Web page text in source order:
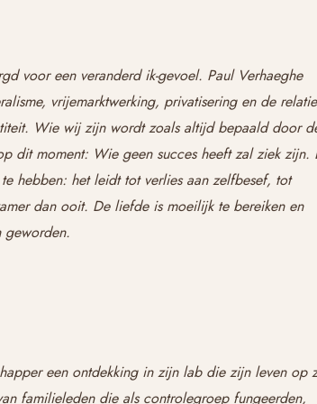
voor een veranderd ik-gevoel. Paul Verhaeghe
vrijemarktwerking, privatisering en de relatie
Wie wij zijn wordt zoals altijd bepaald door
dit moment: Wie geen succes heeft zal ziek zijn.
hebben: het leidt tot verlies aan zelfbesef, tot
dan ooit. De liefde is moeilijk te bereiken en
geworden.
een ontdekking in zijn lab die zijn leven op
familieleden die als controlegroep fungeerden,